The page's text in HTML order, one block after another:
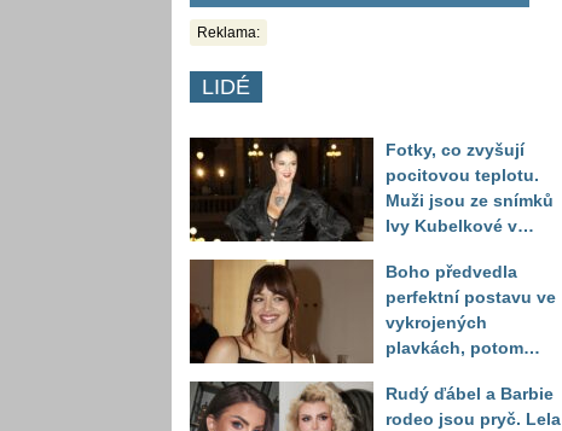
Reklama:
LIDÉ
Fotky, co zvyšují
pocitovou teplotu.
Muži jsou ze snímků
Ivy Kubelkové v
Boho předvedla
perfektní postavu ve
vykrojených
plavkách, potom
těla
Rudý ďábel a Barbie
rodeo jsou pryč. Lela